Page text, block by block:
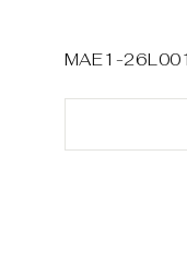
MAE1-26L001